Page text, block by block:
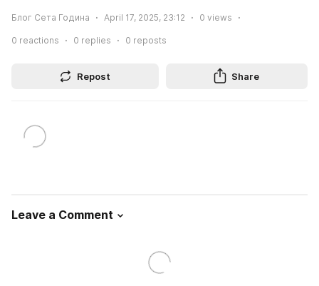
Блог Сета Година April 17, 2025, 23:12 0 views
0 reactions 0 replies 0 reposts
Repost Share
Leave a Comment